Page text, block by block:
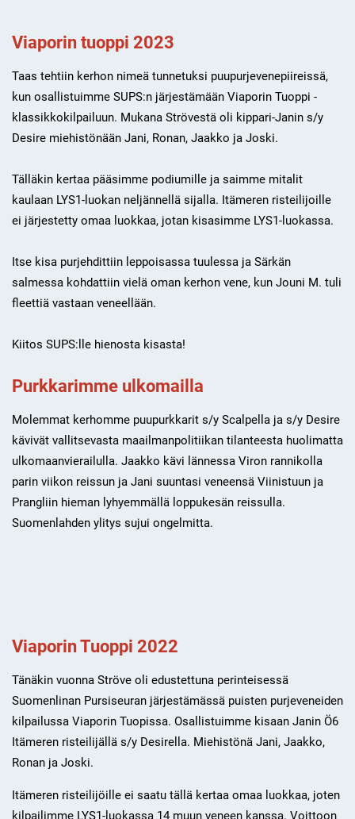
Viaporin tuoppi 2023
Taas tehtiin kerhon nimeä tunnetuksi puupurjevenepiireissä,
kun osallistuimme SUPS:n järjestämään Viaporin Tuoppi -
klassikkokilpailuun. Mukana Strövestä oli kippari-Janin s/y
Desire miehistönään Jani, Ronan, Jaakko ja Joski.
Tälläkin kertaa pääsimme podiumille ja saimme mitalit
kaulaan LYS1-luokan neljännellä sijalla. Itämeren risteilijoille
ei järjestetty omaa luokkaa, jotan kisasimme LYS1-luokassa.
Itse kisa purjehdittiin leppoisassa tuulessa ja Särkän
salmessa kohdattiin vielä oman kerhon vene, kun Jouni M. tuli
fleettiä vastaan veneellään.
Kiitos SUPS:lle hienosta kisasta!
Purkkarimme ulkomailla
Molemmat kerhomme puupurkkarit s/y Scalpella ja s/y Desire
kävivät vallitsevasta maailmanpolitiikan tilanteesta huolimatta
ulkomaanvierailulla. Jaakko kävi lännessa Viron rannikolla
parin viikon reissun ja Jani suuntasi veneensä Viinistuun ja
Prangliin hieman lyhyemmällä loppukesän reissulla.
Suomenlahden ylitys sujui ongelmitta.
Viaporin Tuoppi 2022
Tänäkin vuonna Ströve oli edustettuna perinteisessä
Suomenlinan Pursiseuran järjestämässä puisten purjeveneiden
kilpailussa Viaporin Tuopissa. Osallistuimme kisaan Janin Ö6
Itämeren risteilijällä s/y Desirella. Miehistönä Jani, Jaakko,
Ronan ja Joski.
Itämeren risteilijöille ei saatu tällä kertaa omaa luokkaa, joten
kilpailimme LYS1-luokassa 14 muun veneen kanssa. Voittoon